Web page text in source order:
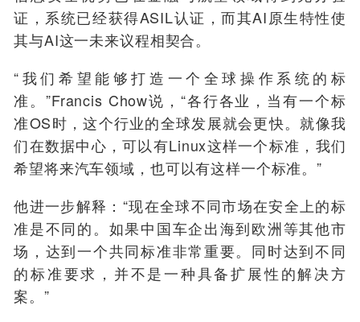
证，系统已经获得ASIL认证，而其AI原生特性使
其与AI这一未来议程相契合。
“我们希望能够打造一个全球操作系统的标
准。”Francis Chow说，“各行各业，当有一个标
准OS时，这个行业的全球发展就会更快。就像我
们在数据中心，可以有Linux这样一个标准，我们
希望将来汽车领域，也可以有这样一个标准。”
他进一步解释：“现在全球不同市场在安全上的标
准是不同的。如果中国车企出海到欧洲等其他市
场，达到一个共同标准非常重要。同时达到不同
的标准要求，并不是一种具备扩展性的解决方
案。”